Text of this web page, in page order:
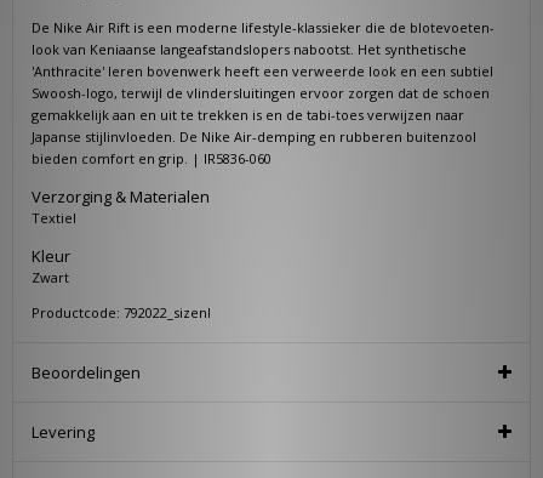
De Nike Air Rift is een moderne lifestyle-klassieker die de blotevoeten-
look van Keniaanse langeafstandslopers nabootst. Het synthetische
'Anthracite' leren bovenwerk heeft een verweerde look en een subtiel
Swoosh-logo, terwijl de vlindersluitingen ervoor zorgen dat de schoen
gemakkelijk aan en uit te trekken is en de tabi-toes verwijzen naar
Japanse stijlinvloeden. De Nike Air-demping en rubberen buitenzool
bieden comfort en grip. | IR5836-060
Verzorging & Materialen
Textiel
Kleur
Zwart
Productcode: 792022_sizenl
Beoordelingen
Levering